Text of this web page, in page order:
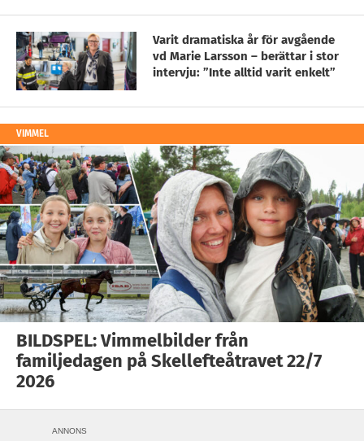
Varit dramatiska år för avgående
vd Marie Larsson – berättar i stor
intervju: ”Inte alltid varit enkelt”
VIMMEL
BILDSPEL: Vimmelbilder från
familjedagen på Skellefteåtravet 22/7
2026
ANNONS